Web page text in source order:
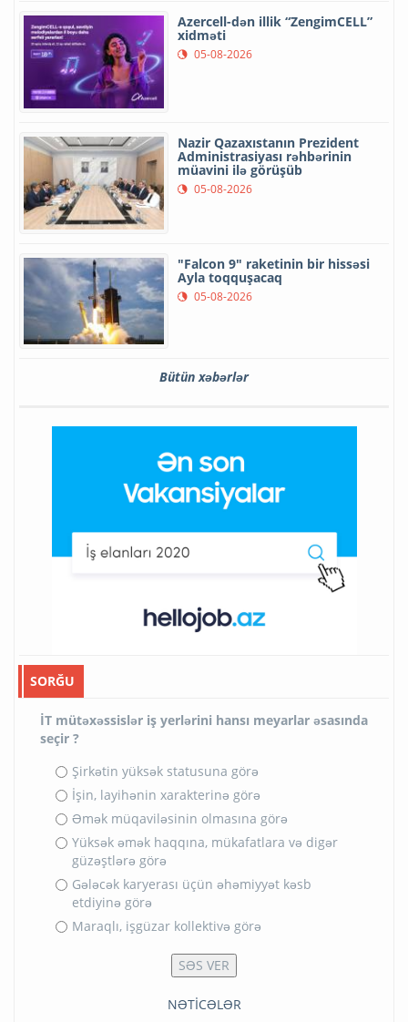
Azercell-dən illik “ZengimCELL”
xidməti
05-08-2026
Nazir Qazaxıstanın Prezident
Administrasiyası rəhbərinin
müavini ilə görüşüb
05-08-2026
"Falcon 9" raketinin bir hissəsi
Ayla toqquşacaq
05-08-2026
Bütün xəbərlər
SORĞU
İT mütəxəssislər iş yerlərini hansı meyarlar əsasında
seçir ?
Şirkətin yüksək statusuna görə
İşin, layihənin xarakterinə görə
Əmək müqaviləsinin olmasına görə
Yüksək əmək haqqına, mükafatlara və digər
güzəştlərə görə
Gələcək karyerası üçün əhəmiyyət kəsb
etdiyinə görə
Maraqlı, işgüzar kollektivə görə
NƏTİCƏLƏR